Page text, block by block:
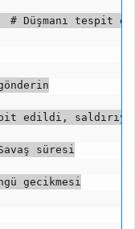
# Düşmanı tespit
edildi,
süresi
gecikmesi